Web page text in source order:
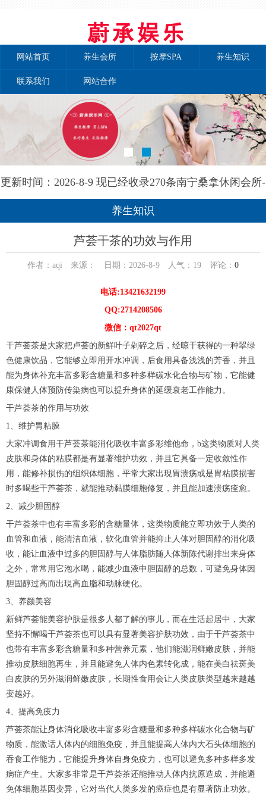
网站首页 养生会所 按摩SPA 养生知识
联系我们 网站合作
更新时间：2026-8-9 现已经收录270条南宁桑拿休闲会所-
南宁秘境养生网信息
养生知识
芦荟干茶的功效与作用
作者：aqi 来源： 日期：2026-8-9 人气： 19 评论： 0
电话:13421632199
QQ:2714208506
微信：qt2027qt
干芦荟茶是大家把卢荟的新鮮叶子剁碎之后，经晾干获得的一种翠绿
色健康饮品，它能够立即用开水冲调，后食用具备浅浅的芳香，并且
能为身体补充丰富多彩含糖量和多种多样碳水化合物与矿物，它能健
康保健人体预防传染病也可以提升身体的延缓衰老工作能力。
干芦荟茶的作用与功效
1、维护胃粘膜
大家冲调食用干芦荟茶能消化吸收丰富多彩维他命，b这类物质对人类
皮肤和身体的粘膜都是有显著维护功效，并且它具备一定收敛性作
用，能修补损伤的组织体细胞，平常大家出現胃溃疡或是胃粘膜损害
时多喝些干芦荟茶，就能推动黏膜细胞修复，并且能加速溃疡痊愈。
2、减少胆固醇
干芦荟茶中也有丰富多彩的含糖量体，这类物质能立即功效于人类的
血管和血液，能清洁血液，软化血管并能抑止人体对胆固醇的消化吸
收，能让血液中过多的胆固醇与人体脂肪随人体新陈代谢排出来身体
之外，常常用它泡水喝，能减少血液中胆固醇的总数，可避免身体因
胆固醇过高而出現高血脂和动脉硬化。
3、养颜美容
新鲜芦荟能美容护肤是很多人都了解的事儿，而在生活起居中，大家
坚持不懈喝干芦荟茶也可以具有显著美容护肤功效，由于干芦荟茶中
也带有丰富多彩含糖量和多种营养元素，他们能滋润鲜嫩皮肤，并能
推动皮肤细胞再生，并且能避免人体内色素转化成，能在美白祛斑美
白皮肤的另外滋润鲜嫩皮肤，长期性食用会让人类皮肤类型越来越越
变越好。
4、提高免疫力
芦荟茶能让身体消化吸收丰富多彩含糖量和多种多样碳水化合物与矿
物质，能激话人体内的细胞免疫，并且能提高人体内大石头体细胞的
吞食工作能力，它能提升身体自身免疫力，也可以避免多种多样多发
病症产生。大家多非常是干芦荟茶还能推动人体内抗原造成，并能避
免体细胞基因变异，它对当代人类多发的癌症也是有显著防止功效。